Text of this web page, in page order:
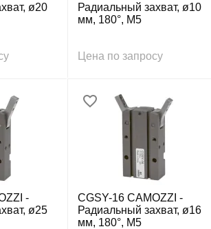
ø20
Радиальный захват, ø10
мм, 180°, M5
Цена по запросу
-
ø25
CGSY-16 CAMOZZI -
Радиальный захват, ø16
мм, 180°, M5